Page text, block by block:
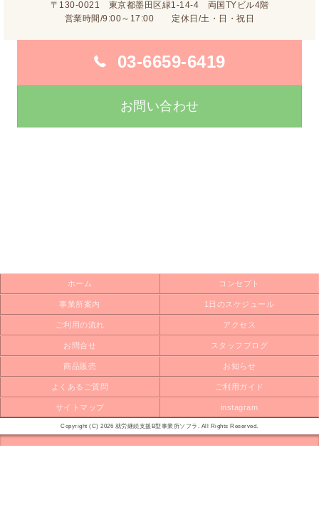
〒130-0021 東京都墨田区緑1-14-4 両国TYビル4階
営業時間/9:00～17:00 定休日/土・日・祝日
03-6659-6419
お問い合わせ
ホーム コンセプト
事業所案内 1日のスケジュール
ご利用の流れ アクセス
お問合せ スタッフブログ
商品販売 お知らせ
よくあるご質問 ご利用ガイド
サイトマップ instagram
Copyright (C) 2026 就労継続支援B型事業所ソフラ. All Rights Reserved.